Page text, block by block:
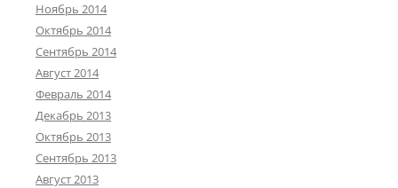
Ноябрь 2014
Октябрь 2014
Сентябрь 2014
Август 2014
Февраль 2014
Декабрь 2013
Октябрь 2013
Сентябрь 2013
Август 2013